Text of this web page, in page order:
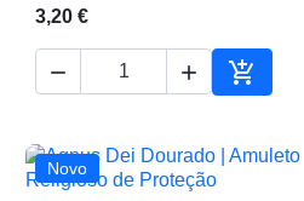
carrinho
3,20 €
  
Novo